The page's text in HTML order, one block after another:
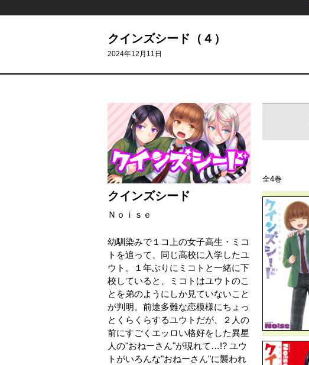
クインズシード（４）
2024年12月11日
クインズシード
Ｎｏｉｓｅ
幼馴染みで１コ上の女子高生・ミコ
トを追って、同じ高校に入学したユ
ウト。１年ぶりにミコトと一緒に下
校していると、ミコトはユウトのこ
とを弟のようにしか見ていないこと
が判明。前途多難な恋模様にちょっ
とくらくらするユウトだが、２人の
前にすごくエッロい格好をした異星
人の"おねーさん"が現れて…!? ユウ
トがいろんな"おねーさん"に襲われ
全4巻